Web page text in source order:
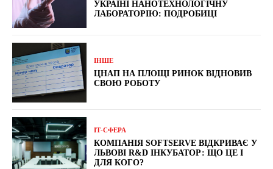
УКРАЇНІ НАНОТЕХНОЛОГІЧНУ
ЛАБОРАТОРІЮ: ПОДРОБИЦІ
ІНШЕ
ЦНАП НА ПЛОЩІ РИНОК ВІДНОВИВ
СВОЮ РОБОТУ
ІТ-СФЕРА
КОМПАНІЯ SOFTSERVE ВІДКРИВАЄ У
ЛЬВОВІ R&D ІНКУБАТОР: ЩО ЦЕ І
ДЛЯ КОГО?